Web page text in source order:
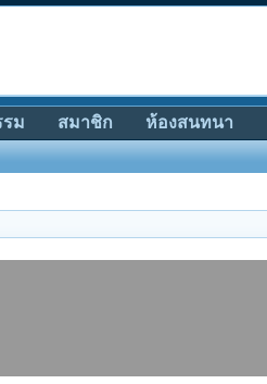
รม สมาชิก ห้องสนทนา